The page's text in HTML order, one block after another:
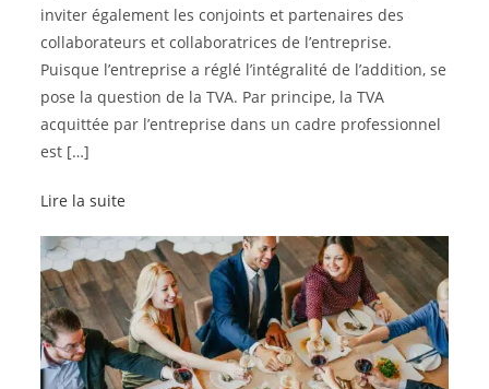
inviter également les conjoints et partenaires des
collaborateurs et collaboratrices de l’entreprise.
Puisque l’entreprise a réglé l’intégralité de l’addition, se
pose la question de la TVA. Par principe, la TVA
acquittée par l’entreprise dans un cadre professionnel
est […]
Lire la suite